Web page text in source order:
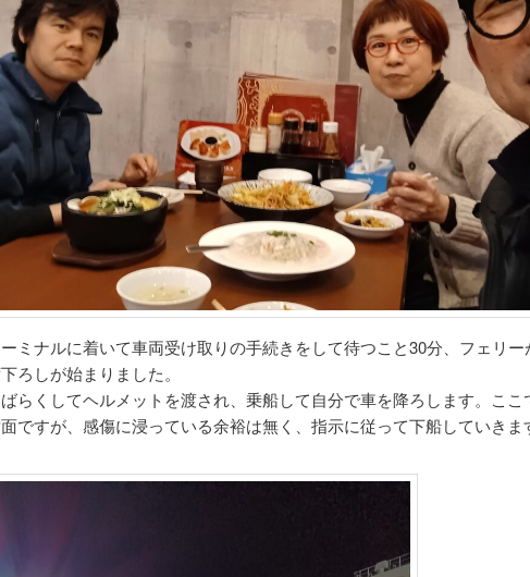
ミナルに着いて車両受け取りの手続きをして待つこと30分、フェリー
ろしが始まりました。
らくしてヘルメットを渡され、乗船して自分で車を降ろします。ここ
ですが、感傷に浸っている余裕は無く、指示に従って下船していきま